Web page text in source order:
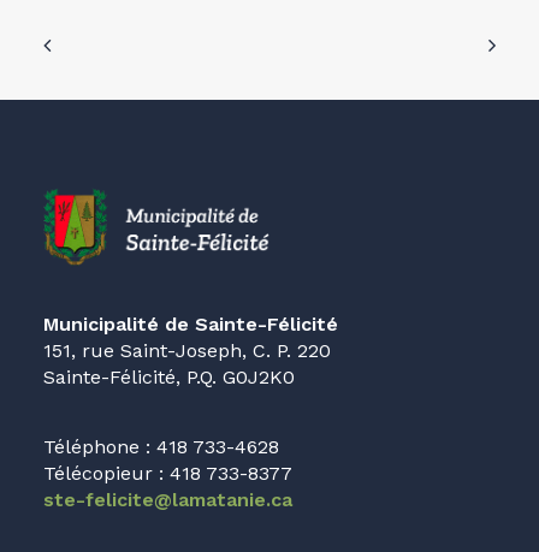
Municipalité de Sainte-Félicité
151, rue Saint-Joseph, C. P. 220
Sainte-Félicité, P.Q. G0J2K0
Téléphone : 418 733-4628
Télécopieur : 418 733-8377
ste-felicite@lamatanie.ca